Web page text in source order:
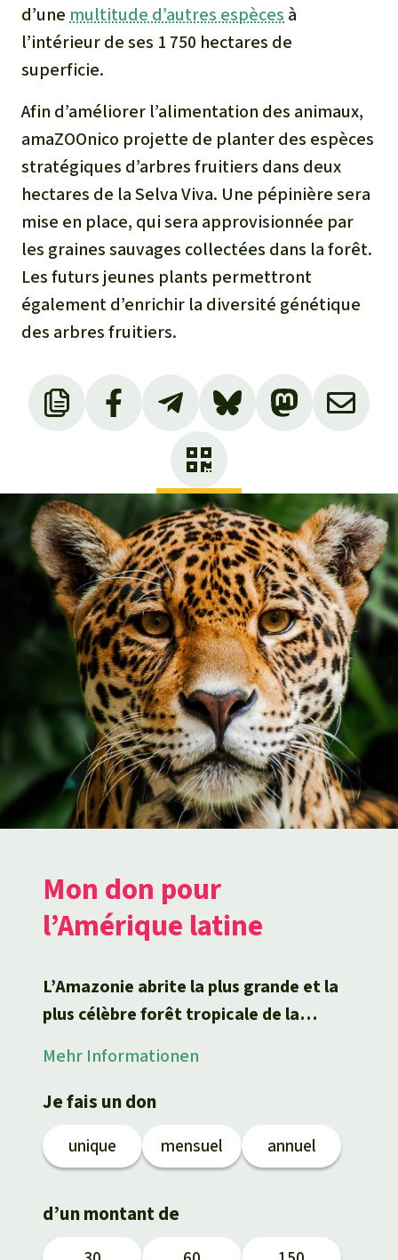
d’une multitude d’autres espèces à
l’intérieur de ses 1 750 hectares de
superficie.
Afin d’améliorer l’alimentation des animaux,
amaZOOnico projette de planter des espèces
stratégiques d’arbres fruitiers dans deux
hectares de la Selva Viva. Une pépinière sera
mise en place, qui sera approvisionnée par
les graines sauvages collectées dans la forêt.
Les futurs jeunes plants permettront
également d’enrichir la diversité génétique
des arbres fruitiers.
voir
https://www.amazoonicorescue.org/help-
https://www.amazoonicorescue.org/research
voir
https://www.amazoonicorescue.org/volunte
CITES : Convention sur le commerce
international des espèces de faune et de
flore sauvages menacées d’extinction.
Fiche Atèle belzébuth :
https://cites.application.developpement-
durable.gouv.fr/viewtaxon.do?id=4553
Fiche Tortue denticulée :
https://cites.application.developpement-
Neue Fußnote
Observations de amazoonico sur iNaturalist
https://www.inaturalist.org/observations/am